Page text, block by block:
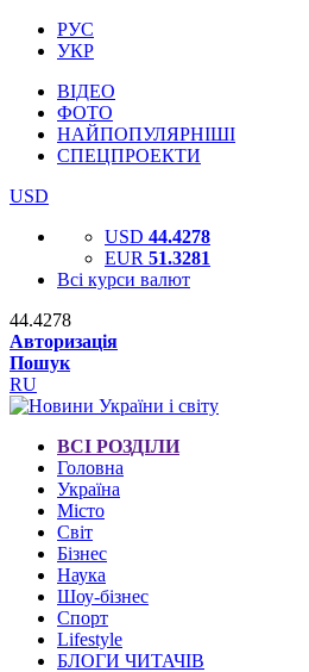
РУС
УКР
ВІДЕО
ФОТО
НАЙПОПУЛЯРНІШІ
СПЕЦПРОЕКТИ
USD
USD 44.4278
EUR 51.3281
Всі курси валют
44.4278
Авторизація
Пошук
RU
ВСІ РОЗДІЛИ
Головна
Україна
Місто
Світ
Бізнес
Наука
Шоу-бізнес
Спорт
Lifestyle
БЛОГИ ЧИТАЧІВ